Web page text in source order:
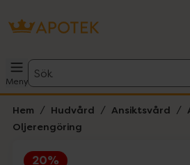
Meny
Sök
Hem Hudvård Ansiktsvård
Oljerengöring
20%